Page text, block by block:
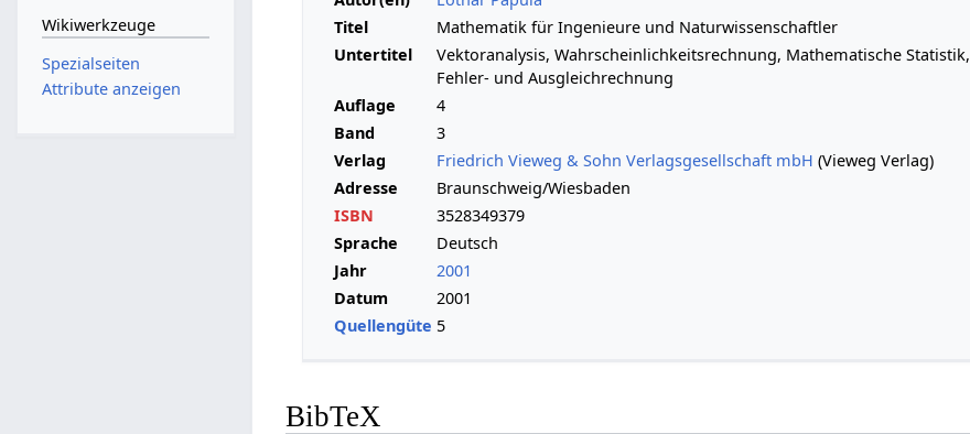
Titel
Mathematik für Ingenieure und Naturwissenschaftler
Untertitel
Vektoranalysis, Wahrscheinlichkeitsrechnung, Mathematische Statistik,
Fehler- und Ausgleichrechnung
Auflage
4
Band
3
Verlag
Friedrich Vieweg & Sohn Verlagsgesellschaft mbH (Vieweg Verlag)
Adresse
Braunschweig/Wiesbaden
ISBN
3528349379
Sprache
Deutsch
Jahr
2001
Datum
2001
Quellengüte 5
BibTeX
Wikiwerkzeuge
Spezialseiten
Attribute anzeigen